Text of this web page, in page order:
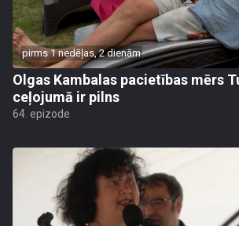
pirms 1 nedēļas, 2 dienām
Olgas Kambalas pacietības mērs
ceļojumā ir pilns
64. epizode